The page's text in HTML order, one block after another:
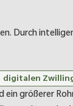
Durch
digitalen
größerer